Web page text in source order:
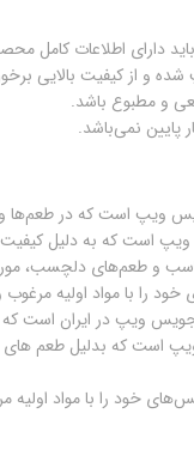
دارای اطلاعات کامل
و از کیفیت بالایی
و مطبوع باشد.
پایین نمی‌باشد.
ویپ است که در
است که به دلیل
و طعم‌های دلچسب،
را با مواد اولیه
ویپ در ایران است
است که بدلیل طعم
خود را با مواد